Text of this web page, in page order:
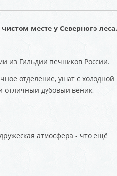
месте у Северного леса.
из Гильдии печников России.
отделение, ушат с холодной
отличный дубовый веник,
атмосфера - что ещё